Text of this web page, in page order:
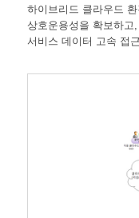
하이브리드 클라우드
상호운용성을 확보하고
서비스 데이터 고속 접